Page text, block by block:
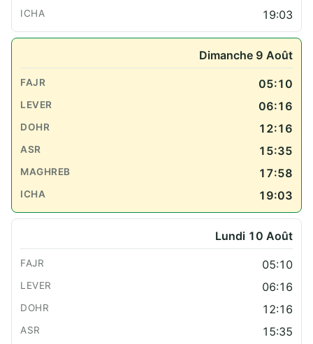
19:03
Dimanche 9 Août
05:10
06:16
12:16
15:35
17:58
19:03
Lundi 10 Août
05:10
06:16
12:16
15:35